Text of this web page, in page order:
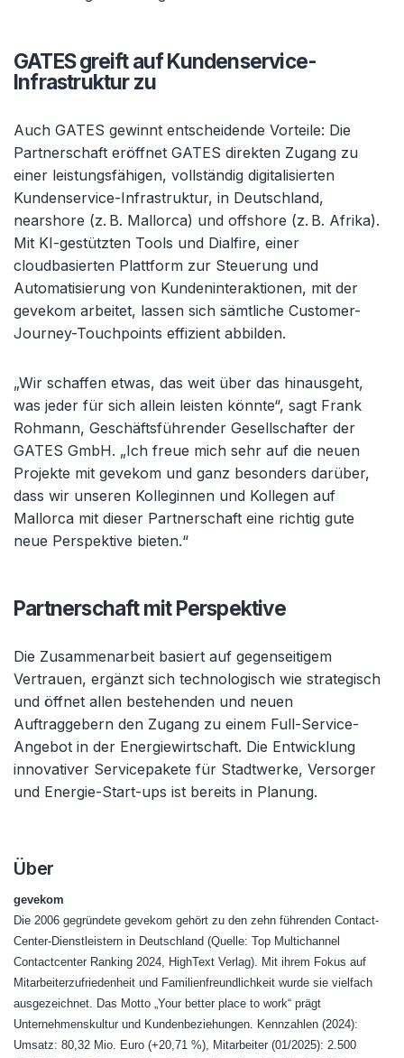
GATES greift auf Kundenservice-
Infrastruktur zu
Auch GATES gewinnt entscheidende Vorteile: Die
Partnerschaft eröffnet GATES direkten Zugang zu
einer leistungsfähigen, vollständig digitalisierten
Kundenservice-Infrastruktur, in Deutschland,
nearshore (z. B. Mallorca) und offshore (z. B. Afrika).
Mit KI-gestützten Tools und Dialfire, einer
cloudbasierten Plattform zur Steuerung und
Automatisierung von Kundeninteraktionen, mit der
gevekom arbeitet, lassen sich sämtliche Customer-
Journey-Touchpoints effizient abbilden.
„Wir schaffen etwas, das weit über das hinausgeht,
was jeder für sich allein leisten könnte“, sagt Frank
Rohmann, Geschäftsführender Gesellschafter der
GATES GmbH. „Ich freue mich sehr auf die neuen
Projekte mit gevekom und ganz besonders darüber,
dass wir unseren Kolleginnen und Kollegen auf
Mallorca mit dieser Partnerschaft eine richtig gute
neue Perspektive bieten.“
Partnerschaft mit Perspektive
Die Zusammenarbeit basiert auf gegenseitigem
Vertrauen, ergänzt sich technologisch wie strategisch
und öffnet allen bestehenden und neuen
Auftraggebern den Zugang zu einem Full-Service-
Angebot in der Energiewirtschaft. Die Entwicklung
innovativer Servicepakete für Stadtwerke, Versorger
und Energie-Start-ups ist bereits in Planung.
Über
gevekom
Die 2006 gegründete gevekom gehört zu den zehn führenden Contact-
Center-Dienstleistern in Deutschland (Quelle: Top Multichannel
Contactcenter Ranking 2024, HighText Verlag). Mit ihrem Fokus auf
Mitarbeiterzufriedenheit und Familienfreundlichkeit wurde sie vielfach
ausgezeichnet. Das Motto „Your better place to work“ prägt
Unternehmenskultur und Kundenbeziehungen. Kennzahlen (2024):
Umsatz: 80,32 Mio. Euro (+20,71 %), Mitarbeiter (01/2025): 2.500